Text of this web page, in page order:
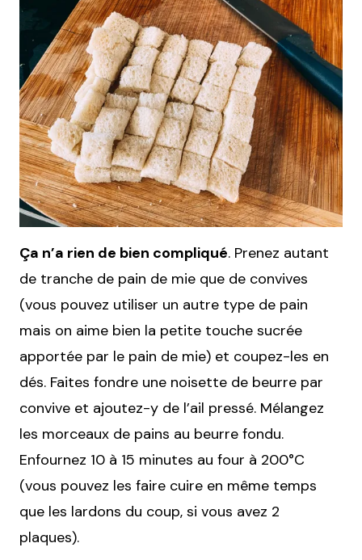
Ça n’a rien de bien compliqué. Prenez autant
de tranche de pain de mie que de convives
(vous pouvez utiliser un autre type de pain
mais on aime bien la petite touche sucrée
apportée par le pain de mie) et coupez-les en
dés. Faites fondre une noisette de beurre par
convive et ajoutez-y de l’ail pressé. Mélangez
les morceaux de pains au beurre fondu.
Enfournez 10 à 15 minutes au four à 200°C
(vous pouvez les faire cuire en même temps
que les lardons du coup, si vous avez 2
plaques).